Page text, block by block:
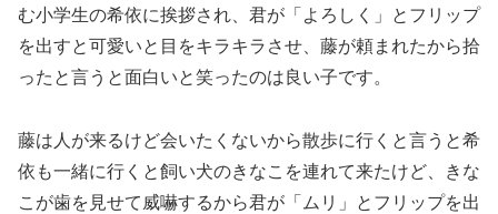
む小学生の希依に挨拶され、君が「よろしく」とフリップ
を出すと可愛いと目をキラキラさせ、藤が頼まれたから拾
ったと言うと面白いと笑ったのは良い子です。
藤は人が来るけど会いたくないから散歩に行くと言うと希
依も一緒に行くと飼い犬のきなこを連れて来たけど、きな
こが歯を見せて威嚇するから君が「ムリ」とフリップを出